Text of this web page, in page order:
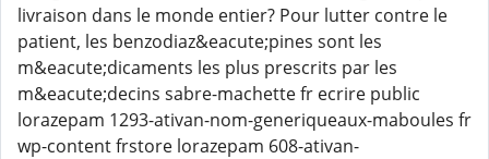
livraison dans le monde entier? Pour lutter contre le
patient, les benzodiaz&eacute;pines sont les
m&eacute;dicaments les plus prescrits par les
m&eacute;decins sabre-machette fr ecrire public
lorazepam 1293-ativan-nom-generiqueaux-maboules fr
wp-content frstore lorazepam 608-ativan-